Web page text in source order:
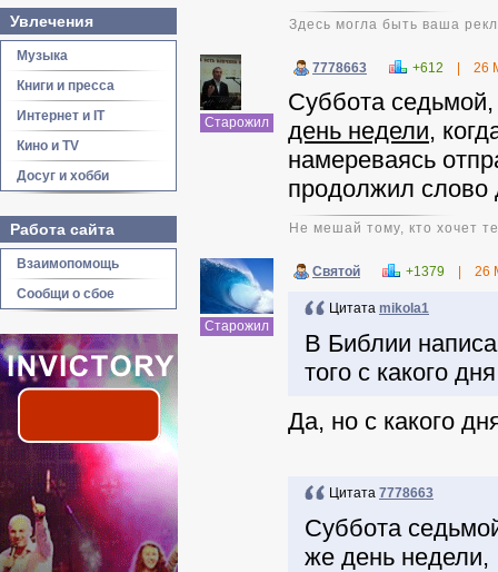
Увлечения
Музыка
Книги и пресса
Интернет и IT
Кино и TV
Досуг и хобби
Работа сайта
Взаимопомощь
Сообщи о сбое
Здесь могла быть ваша
Старожил
7778663 +612 26
Суббота
день недели,
намереваясь
продолжил слово
Не мешай тому, кто хочет
Старожил
Святой +1379 26
Цитата mikola1
В Библии
того с какого
Да, но с какого
Цитата 7778663
Суббота
же день недели,